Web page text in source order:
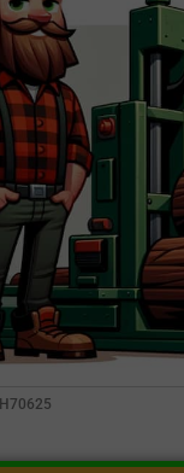
H70625